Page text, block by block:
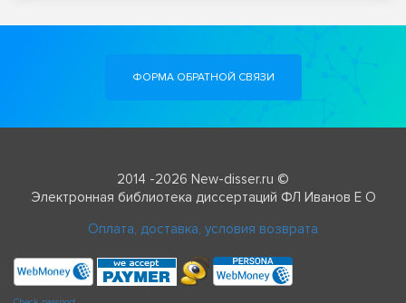
ФОРМА ОБРАТНОЙ СВЯЗИ
2014 -2026 New-disser.ru ©
Электронная библиотека диссертаций ФЛ Иванов Е О
Оплата, доставка, условия возврата